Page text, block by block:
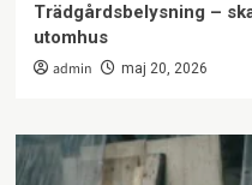
Trädgårdsbelysning –
utomhus
admin maj 20, 2026